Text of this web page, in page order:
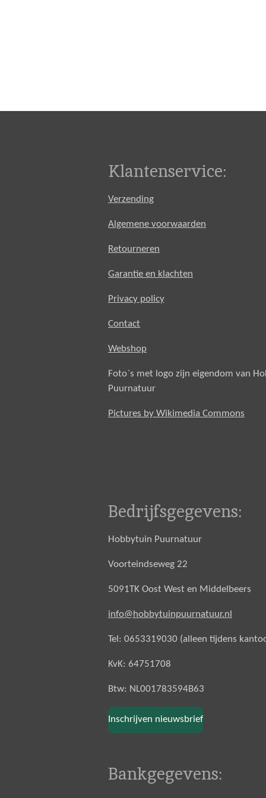
Klantenservice:
Verzending
Algemene voorwaarden
Retourneren
Garantie en klachten
Privacy policy
Contact
Webshop
Foto`s met logo zijn eigendom van
Puurnatuur
Pictures by Wikimedia Commons
Bedrijfsgegevens:
Hobbytuin Puurnatuur
Voorteindseweg 22
5091TK Oost West en Middelbeers
info@hobbytuinpuurnatuur.nl
Tel: 0653319030 (alleen tijdens
KvK: 64751708
Btw: NL001783594B63
Inschrijven nieuwsbrief
Bankgegevens: